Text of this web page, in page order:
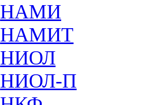
НАМИ
НАМИТ
НИОЛ
НИОЛ-П